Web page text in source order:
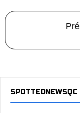
SPOTTEDNEWSQC